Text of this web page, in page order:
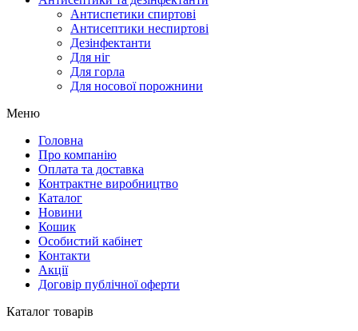
Антиспетики спиртові
Антисептики неспиртові
Дезінфектанти
Для ніг
Для горла
Для носової порожнини
Меню
Головна
Про компанію
Оплата та доставка
Контрактне виробництво
Каталог
Новини
Кошик
Особистий кабінет
Контакти
Акції
Договір публічної оферти
Каталог товарів